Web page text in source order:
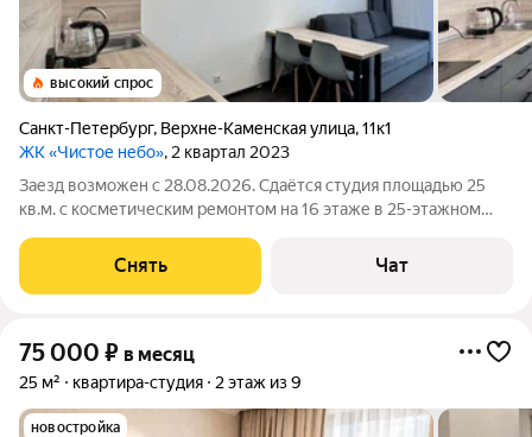
высокий спрос
Санкт-Петербург, Верхне-Каменская улица,11к1
ЖК «Чистое небо», 2 квартал 2023
Заезд возможен с 28.08.2026. Сдаётся студия площадью 25
кв.м. с косметическим ремонтом на 16 этаже в 25-этажном
Стиральная машина Холодильник Дом - монолитный, окна
выходят на улицу. В
Снять Чат
75 000 ₽ в месяц
25 м² квартира-студия 2 этаж из 9
новостройка